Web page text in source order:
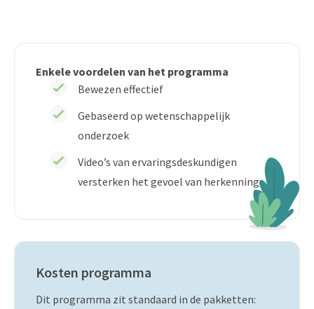
Enkele voordelen van het programma
Bewezen effectief
Gebaseerd op wetenschappelijk
onderzoek
Video’s van ervaringsdeskundigen
versterken het gevoel van herkenning
Kosten programma
Dit programma zit standaard in de pakketten: